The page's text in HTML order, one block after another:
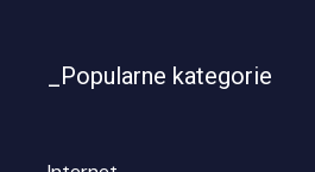
_Popularne kategorie